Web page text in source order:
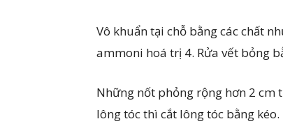
Vô khuẩn tại chỗ bằng các chất
ammoni hoá trị 4. Rửa vết bỏng
Những nốt phỏng rộng hơn 2 cm
lông tóc thì cắt lông tóc bằng